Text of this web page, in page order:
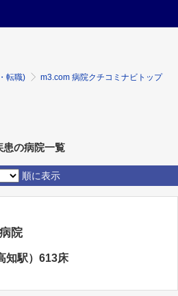
転職)
m3.com 病院クチコミナビトップ
患の病院一覧
順に表示
院
知駅）613床